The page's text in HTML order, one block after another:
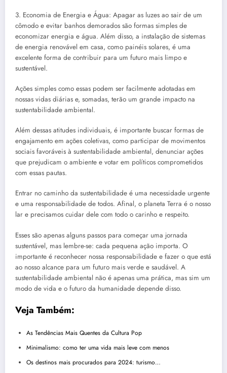
3. Economia de Energia e Água: Apagar as luzes ao sair de um
cômodo e evitar banhos demorados são formas simples de
economizar energia e água. Além disso, a instalação de sistemas
de energia renovável em casa, como painéis solares, é uma
excelente forma de contribuir para um futuro mais limpo e
sustentável.
Ações simples como essas podem ser facilmente adotadas em
nossas vidas diárias e, somadas, terão um grande impacto na
sustentabilidade ambiental.
Além dessas atitudes individuais, é importante buscar formas de
engajamento em ações coletivas, como participar de movimentos
sociais favoráveis à sustentabilidade ambiental, denunciar ações
que prejudicam o ambiente e votar em políticos comprometidos
com essas pautas.
Entrar no caminho da sustentabilidade é uma necessidade urgente
e uma responsabilidade de todos. Afinal, o planeta Terra é o nosso
lar e precisamos cuidar dele com todo o carinho e respeito.
Esses são apenas alguns passos para começar uma jornada
sustentável, mas lembre-se: cada pequena ação importa. O
importante é reconhecer nossa responsabilidade e fazer o que está
ao nosso alcance para um futuro mais verde e saudável. A
sustentabilidade ambiental não é apenas uma prática, mas sim um
modo de vida e o futuro da humanidade depende disso.
Veja Também:
As Tendências Mais Quentes da Cultura Pop
Minimalismo: como ter uma vida mais leve com menos
Os destinos mais procurados para 2024: turismo…